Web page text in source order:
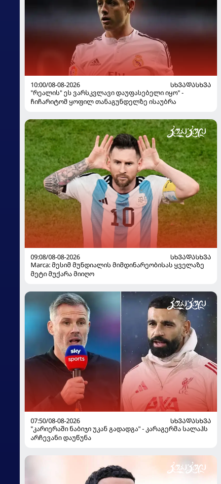
10:00/08-08-2026
ᲡᲮᲕᲐᲓᲐᲡᲮᲕᲐ
"რეალის" ეს ვარსკვლავი დაუფასებელი იყო" -
ჩიჩარიტომ ყოფილ თანაგუნდელზე ისაუბრა
09:08/08-08-2026
ᲡᲮᲕᲐᲓᲐᲡᲮᲕᲐ
Marca: მესიმ მუნდიალის მიმდინარეობისას ყველაზე
მეტი მუქარა მიიღო
07:50/08-08-2026
ᲡᲮᲕᲐᲓᲐᲡᲮᲕᲐ
"კარიერაში ნაბიჯი უკან გადადგა" - კარაგერმა სალაჰს
არჩევანი დაუწუნა